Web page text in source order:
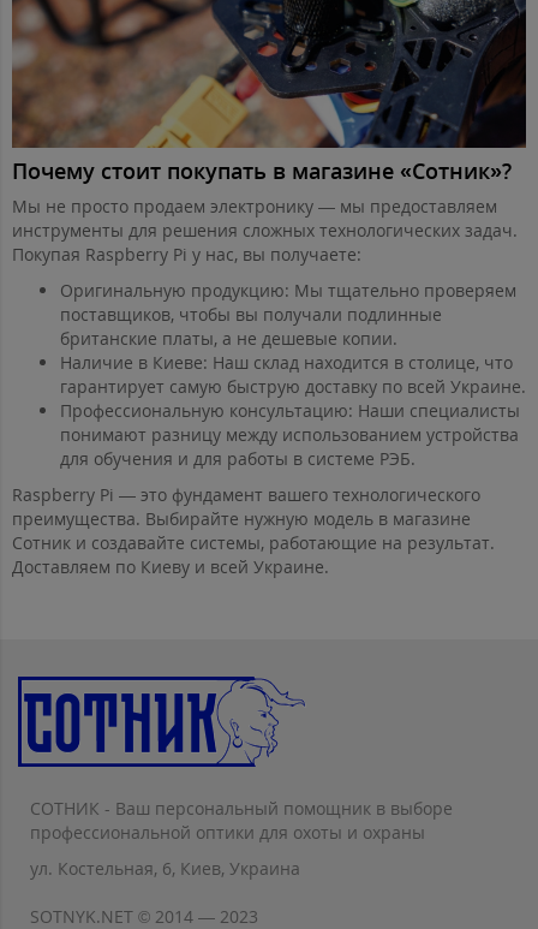
Почему стоит покупать в магазине «Сотник»?
Мы не просто продаем электронику — мы предоставляем
инструменты для решения сложных технологических задач.
Покупая Raspberry Pi у нас, вы получаете:
Оригинальную продукцию: Мы тщательно проверяем
поставщиков, чтобы вы получали подлинные
британские платы, а не дешевые копии.
Наличие в Киеве: Наш склад находится в столице, что
гарантирует самую быструю доставку по всей Украине.
Профессиональную консультацию: Наши специалисты
понимают разницу между использованием устройства
для обучения и для работы в системе РЭБ.
Raspberry Pi — это фундамент вашего технологического
преимущества. Выбирайте нужную модель в магазине
Сотник и создавайте системы, работающие на результат.
Доставляем по Киеву и всей Украине.
СОТНИК - Ваш персональный помощник в выборе
профессиональной оптики для охоты и охраны
ул. Костельная, 6, Киев, Украина
SOTNYK.NET © 2014 — 2023